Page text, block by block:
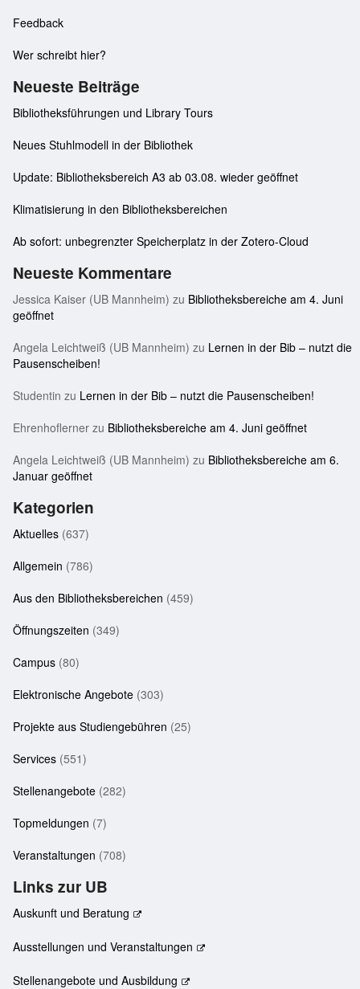
Feedback
Wer schreibt hier?
Neueste Beiträge
Bibliotheksführungen und Library Tours
Neues Stuhlmodell in der Bibliothek
Update: Bibliotheksbereich A3 ab 03.08. wieder geöffnet
Klimatisierung in den Bibliotheksbereichen
Ab sofort: unbegrenzter Speicherplatz in der Zotero-Cloud
Neueste Kommentare
Jessica Kaiser (UB Mannheim) zu Bibliotheksbereiche am 4. Juni
geöffnet
Angela Leichtweiß (UB Mannheim) zu Lernen in der Bib – nutzt die
Pausenscheiben!
Studentin zu Lernen in der Bib – nutzt die Pausenscheiben!
Ehrenhoflerner zu Bibliotheksbereiche am 4. Juni geöffnet
Angela Leichtweiß (UB Mannheim) zu Bibliotheksbereiche am 6.
Januar geöffnet
Kategorien
Aktuelles (637)
Allgemein (786)
Aus den Bibliotheksbereichen (459)
Öffnungszeiten (349)
Campus (80)
Elektronische Angebote (303)
Projekte aus Studiengebühren (25)
Services (551)
Stellenangebote (282)
Topmeldungen (7)
Veranstaltungen (708)
Links zur UB
Auskunft und Beratung
Ausstellungen und Veranstaltungen
Stellenangebote und Ausbildung